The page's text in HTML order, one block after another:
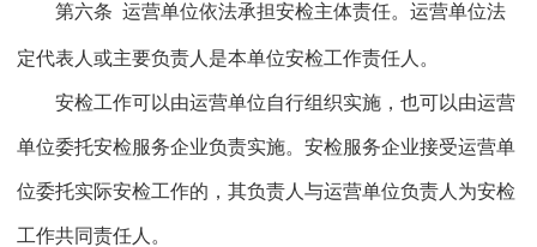
第六条 运营单位依法承担安检主体责任。运营单位法
定代表人或主要负责人是本单位安检工作责任人。
安检工作可以由运营单位自行组织实施，也可以由运营
单位委托安检服务企业负责实施。安检服务企业接受运营单
位委托实际安检工作的，其负责人与运营单位负责人为安检
工作共同责任人。